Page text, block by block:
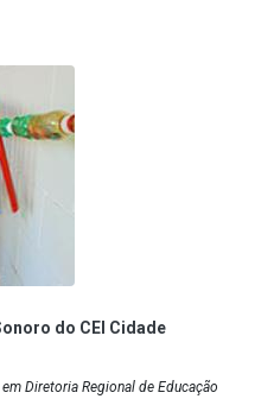
do CEI Cidade
Diretoria Regional de Educação